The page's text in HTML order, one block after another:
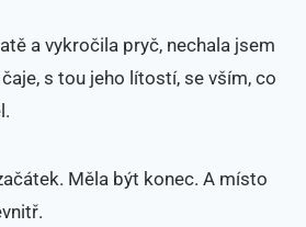
a vykročila pryč, nechala jsem
s tou jeho lítostí, se vším, co
Měla být konec. A místo